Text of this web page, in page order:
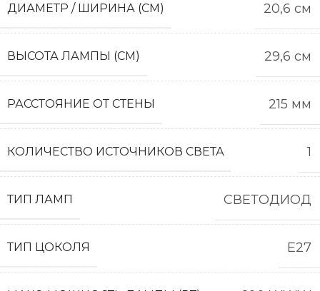
ДИАМЕТР / ШИРИНА (СМ) 20,6 см
ВЫСОТА ЛАМПЫ (СМ) 29,6 см
РАССТОЯНИЕ ОТ СТЕНЫ 215 мм
КОЛИЧЕСТВО ИСТОЧНИКОВ СВЕТА 1
ТИП ЛАМП СВЕТОДИОД
ТИП ЦОКОЛЯ E27